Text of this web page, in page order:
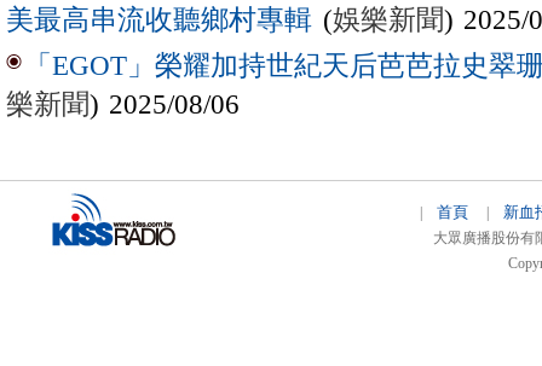
美最高串流收聽鄉村專輯 (娛樂新聞) 2025/
「EGOT」榮耀加持世紀天后芭芭拉史翠
樂新聞) 2025/08/06
| 首頁| 新血
大眾廣播股份有